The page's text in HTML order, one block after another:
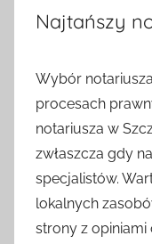
Najtańszy
Wybór
procesach
notariusza w
zwłaszcza gdy
specjalistów.
lokalnych
strony z